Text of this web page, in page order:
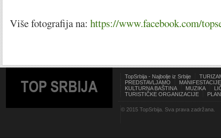
Više fotografija na: https://www.facebook.com/
TOP SRBIJA
TopSrbija - Najbolje iz Srbije
PREDSTAVLJAMO
MANIFESTACIJE
KULTURNA BAŠTINA
MUZIKA
TURISTIČKE ORGANIZACIJE
© 2015 TopSrbija. Sva prava zadržana.